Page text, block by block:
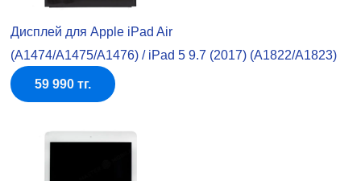
Дисплей для Apple iPad Air
(A1474/A1475/A1476) / iPad 5 9.7 (2017) (A1822/A1823)
59 990 тг.